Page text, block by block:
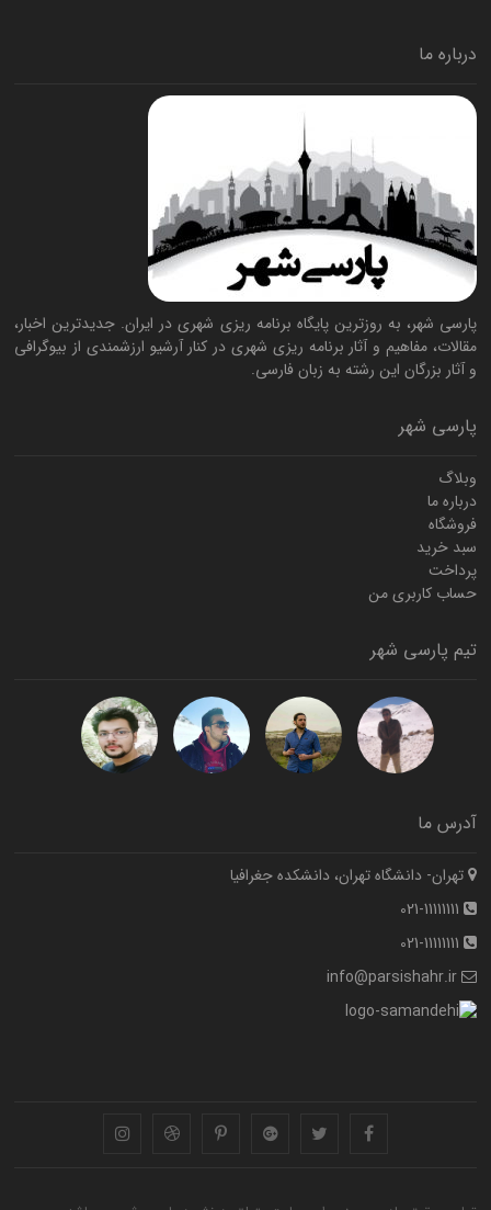
درباره ما
پارسی شهر، به روزترین پایگاه برنامه ریزی شهری در ایران. جدیدترین اخبار،
مقالات، مفاهیم و آثار برنامه ریزی شهری در کنار آرشیو ارزشمندی از بیوگرافی
و آثار بزرگان این رشته به زبان فارسی.
پارسی شهر
وبلاگ
درباره ما
فروشگاه
سبد خرید
پرداخت
حساب کاربری من
تیم پارسی شهر
آدرس ما
تهران- دانشگاه تهران، دانشکده جغرافیا
info@parsishahr.ir
facebook
twitter
googleplus
pinterest
dribbble
instagram